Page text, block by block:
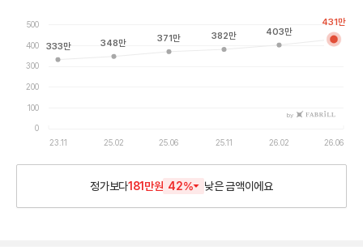
0
100
200
300
400
500
23.11 25.02 25.06 25.11 26.02 26.06
by
333만 348만 371만 382만 403만
431만
정가보다181만원 42% 낮은금액이에요